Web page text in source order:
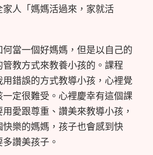
家人「媽媽活過來，家就活
何當一個好媽媽，但是以自己的
教方式來教養小孩的。課程
用錯誤的方式教導小孩，心裡覺
定很難受。心裡慶幸有這個課
愛跟尊重、讚美來教導小孩，
快樂的媽媽，孩子也會感到快
讚美孩子。